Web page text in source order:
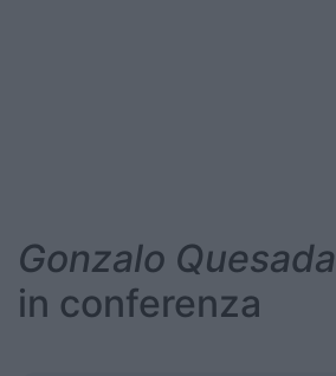
Gonzalo Quesada
in conferenza